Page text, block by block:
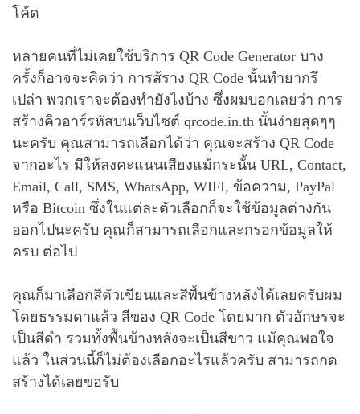
โค้ด
หลายคนที่ไม่เคยใช้บริการ QR Code Generator บาง
ครั้งก็อาจจะคิดว่า การส้ราง QR Code นั้นทำยากรึ
เปล่า พวกเราจะต้องทำยังไงบ้าง ซึ่งผมบอกเลยว่า การ
สร้างคิวอาร์รหัสบนเว็บไซต์ qrcode.in.th นั้นง่ายสุดๆๆ
นะครับ คุณสามารถเลือกได้ว่า คุณจะสร้าง QR Code
จากอะไร มีให้ลงคะแนนเสียงแม้กระนั้น URL, Contact,
Email, Call, SMS, WhatsApp, WIFI, ข้อความ, PayPal
หรือ Bitcoin ซึ่งในแต่ละตัวเลือกก็จะใช้ข้อมูลต่างกัน
ออกไปนะครับ คุณก็สามารถเลือกและกรอกข้อมูลให้
ครบ ต่อไป
คุณก็มาเลือกสีตัวเขียนและสีพื้นข้างหลังได้เลยครับผม
โดยธรรมดาแล้ว สีของ QR Code โดยมาก ตัวอักษรจะ
เป็นสีดำ รวมทั้งพื้นข้างหลังจะเป็นสีขาว แม้คุณพอใจ
แล้ว ในส่วนนี้ก็ไม่ต้องเลือกอะไรแล้วครับ สามารถกด
สร้างได้เลยขอรับ